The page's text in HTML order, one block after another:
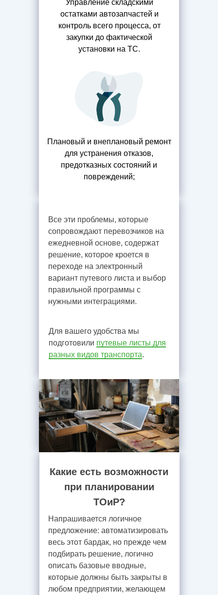
Плановый и внеплановый ремонт
для устранения отказов,
предотказных состояний и
повреждений;
Управление складскими
остатками автозапчастей и
контроль всего процесса, от
закупки до фактической
установки на ТС.
Все эти проблемы, которые
сопровождают перевозчиков на
ежедневной основе, содержат
решение, которое кроется в
переходе на электронный
вариант путевого листа и выбор
правильной программы с
нужными интеграциями.
Для вашего удобства мы
подготовили путевые листы для
разных видов транспорта.
Напрашивается логичное
предложение: автоматизировать
весь этот бардак, но прежде чем
подбирать решение, логично
описать базовые вводные,
которые должны быть закрыты в
любом предприятии, желающем
Какие есть возможности
при планировании
ТОиР?